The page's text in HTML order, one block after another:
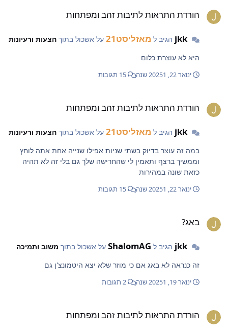
כי הוא הרוויח כבר מספיק אז תחשוב על זה,ותן לי רעיון שיכפר על
הורדת התראות לתיבות זהב ומפתחות
jkk הגיב ל מאזליסט21 על אשכול בתוך הצעות ורעיונות
היא לא עוצרת כלום
ינואר 22, 2025 1 שנה
הורדת התראות לתיבות זהב ומפתחות
jkk הגיב ל מאזליסט21 על אשכול בתוך הצעות ורעיונות
במה זה עוצר בדיוק בשתי שניות אפילו שנייה אחת אתה לוחץ
וממשיך ברצף ותאמין לי שהחרישה שלך גם בלי זה לא תהיה
כזאת שונה במהירות
ינואר 22, 2025 1 שנה
באג?
jkk הגיב ל ShalomAGעל אשכול בתוך משוב ותמיכה
זה כנראה לא באג אם כי מוזר שלא יצא היטמונצ'ן גם
ינואר 19, 2025 1 שנה
הורדת התראות לתיבות זהב ומפתחות